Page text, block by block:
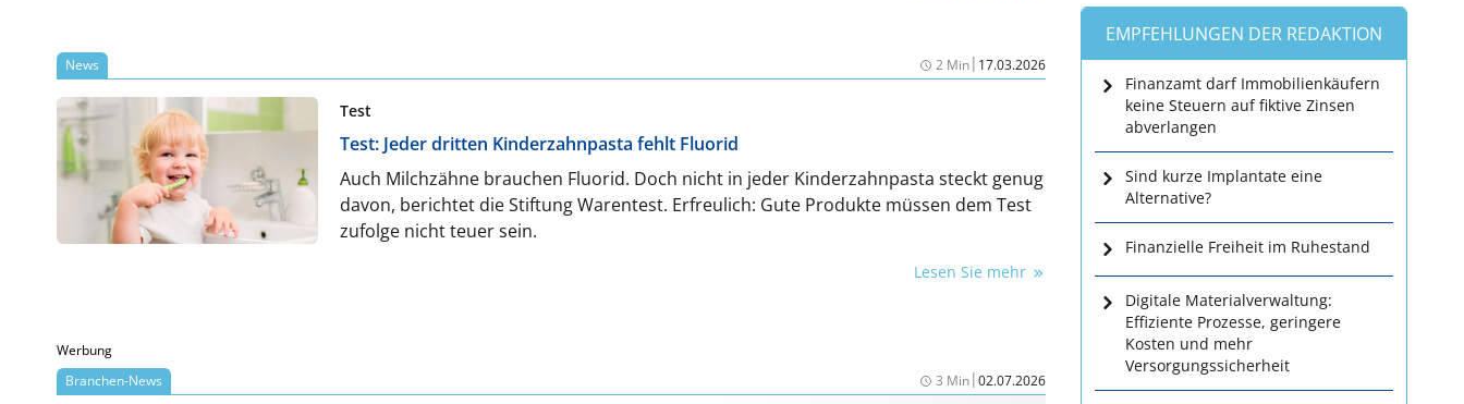
News 2 Min| 17.03.2026
Test
Test: Jeder dritten Kinderzahnpasta fehlt Fluorid
Auch Milchzähne brauchen Fluorid. Doch nicht in jeder Kinderzahnpasta steckt genug
davon, berichtet die Stiftung Warentest. Erfreulich: Gute Produkte müssen dem Test
zufolge nicht teuer sein.
Lesen Sie mehr
Werbung
Branchen-News
3 Min|02.07.2026
EMPFEHLUNGEN DER REDAKTION
Finanzamt darf Immobilienkäufern
keine Steuern auf fiktive Zinsen
abverlangen
Sind kurze Implantate eine
Alternative?
Finanzielle Freiheit im Ruhestand
Digitale Materialverwaltung:
Effiziente Prozesse, geringere
Kosten und mehr
Versorgungssicherheit